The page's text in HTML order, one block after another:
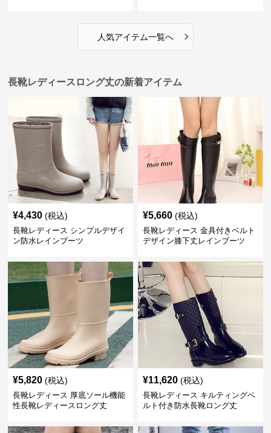
人気アイテム一覧へ ›
長靴レディースロング丈の新着アイテム
¥4,430 (税込)
長靴レディース シンプルデザイ
ン防水レインブーツ
¥5,660 (税込)
長靴レディース 金具付きベルト
デザイン膝下丈レインブーツ
¥5,820 (税込)
長靴レディース 厚底ソール機能
性長靴レディースロング丈
¥11,620 (税込)
長靴レディース キルティングベ
ルト付き防水長靴ロング丈